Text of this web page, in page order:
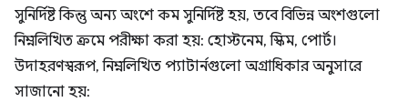
সুনির্দিষ্ট কিন্তু অন্য অংশে কম সুনির্দিষ্ট হয়, তবে বিভিন্ন অংশগুলো
নিম্নলিখিত ক্রমে পরীক্ষা করা হয়: হোস্টনেম, স্কিম, পোর্ট।
উদাহরণস্বরূপ, নিম্নলিখিত প্যাটার্নগুলো অগ্রাধিকার অনুসারে
সাজানো হয়: